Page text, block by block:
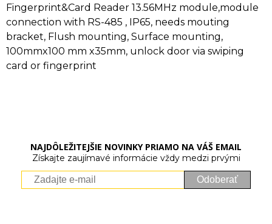
Fingerprint&Card Reader 13.56MHz module,module
connection with RS-485 , IP65, needs mouting
bracket, Flush mounting, Surface mounting,
100mmx100 mm x35mm, unlock door via swiping
card or fingerprint
NAJDÔLEŽITEJŠIE NOVINKY PRIAMO NA VÁŠ EMAIL
Získajte zaujímavé informácie vždy medzi prvými
Odoberať